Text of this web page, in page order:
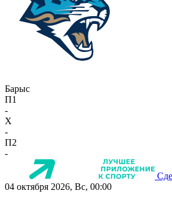
Барыс
П1
-
X
-
П2
-
04 октября 2026, Вс, 00:00